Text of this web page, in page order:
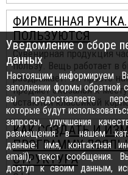
ФИРМЕННАЯ
ПОЛЬЗУЮТСЯ
Сувенирная продукция
пользу. Вещь работает в
раздражает. Он просто
предмет оказался к
остаются классикой
КАК СОЗДАТЬ И
ПРОГРАММУ
СТРУКТУРА
Уведомление о сборе
данных
Настоящим информируем
заполнении формы обратной
вы предоставляете
которые будут
запросы, улучшения
размещения в нашем
данные: имя, контактная
email), текст сообщения.
доступ к своим данным,